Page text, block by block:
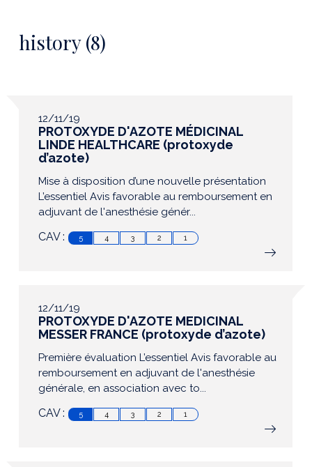
history (8)
12/11/19
PROTOXYDE D'AZOTE MÉDICINAL
LINDE HEALTHCARE (protoxyde
d’azote)
Mise à disposition d’une nouvelle présentation
L’essentiel Avis favorable au remboursement en
adjuvant de l'anesthésie génér...
CAV : 5 4 3 2 1
12/11/19
PROTOXYDE D'AZOTE MEDICINAL
MESSER FRANCE (protoxyde d’azote)
Première évaluation L’essentiel Avis favorable au
remboursement en adjuvant de l'anesthésie
générale, en association avec to...
CAV : 5 4 3 2 1